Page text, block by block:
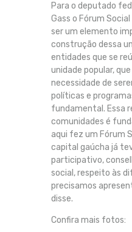
Para o deputado
Gass o Fórum
ser um elemento
construção dessa
entidades que se
unidade popular,
necessidade de
políticas e
fundamental. Essa
comunidades é
aqui fez um Fórum
capital gaúcha já
participativo,
social, respeito às
precisamos
disse.
Confira mais fotos: